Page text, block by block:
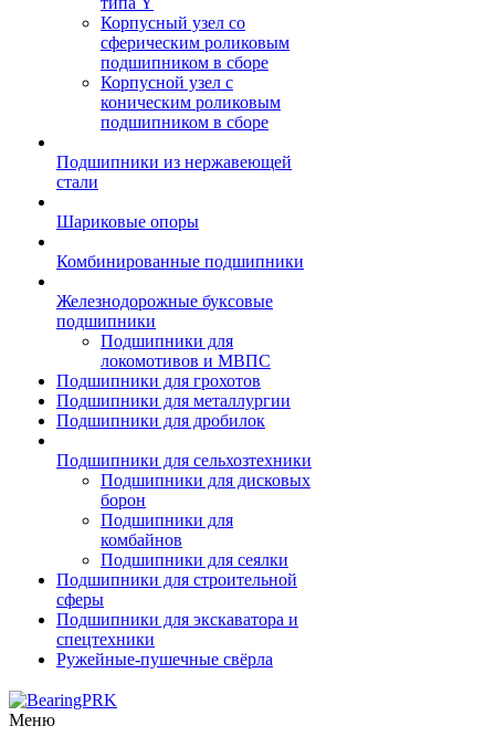
Корпусный узел со
сферическим роликовым
подшипником в сборе
Корпусной узел с
коническим роликовым
подшипником в сборе
Подшипники из нержавеющей
стали
Шариковые опоры
Комбинированные подшипники
Железнодорожные буксовые
подшипники
Подшипники для
локомотивов и МВПС
Подшипники для грохотов
Подшипники для металлургии
Подшипники для дробилок
Подшипники для сельхозтехники
Подшипники для дисковых
борон
Подшипники для
комбайнов
Подшипники для сеялки
Подшипники для строительной
сферы
Подшипники для экскаватора и
спецтехники
Ружейные-пушечные свёрла
Меню